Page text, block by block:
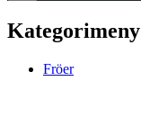
Kategorimeny
Fröer